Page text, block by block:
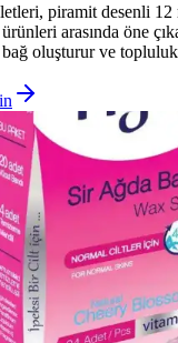
piramit desenli 12
arasında öne
oluşturur ve topluluk